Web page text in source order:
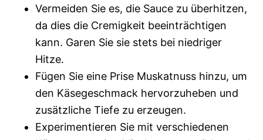
Vermeiden Sie es, die Sauce zu überhitzen,
da dies die Cremigkeit beeinträchtigen
kann. Garen Sie sie stets bei niedriger
Hitze.
Fügen Sie eine Prise Muskatnuss hinzu, um
den Käsegeschmack hervorzuheben und
zusätzliche Tiefe zu erzeugen.
Experimentieren Sie mit verschiedenen